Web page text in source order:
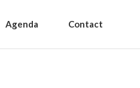
Agenda Contact